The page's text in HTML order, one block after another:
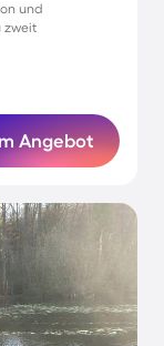
und
zweit
Angebot